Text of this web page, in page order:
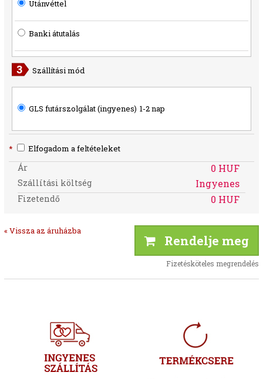
Utánvéttel
Banki átutalás
Szállítási mód
GLS futárszolgálat (ingyenes) 1-2 nap
* Elfogadom a feltételeket
Ár 0 HUF
Szállítási költség Ingyenes
Fizetendő 0 HUF
« Vissza az áruházba
Rendelje meg
Fizetésköteles megrendelés